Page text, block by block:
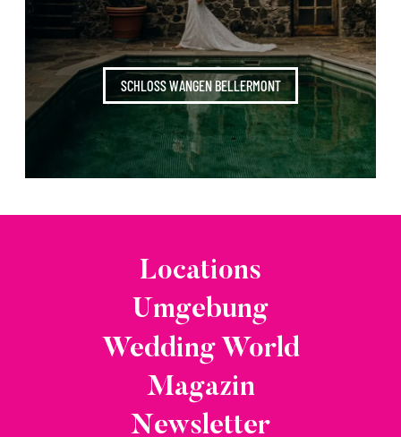
SCHLOSS WANGEN BELLERMONT
Locations
Umgebung
Wedding World
Magazin
Newsletter